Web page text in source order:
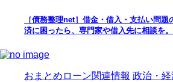
［債務整理net］借金・借入・支払い問
済に困ったら、専門家や借入先に相談を。
おまとめローン関連情報 政治・経